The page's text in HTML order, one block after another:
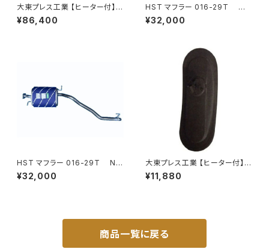
大東プレス工業 【ヒーター付】ハ
イウェイリモコンミラー DI-722
1CXE
¥86,400
HST マフラー 016-29T コ
モ JVR2E26 イスズ 本体オー
ルステンレス 車検対応 純正同
¥32,000
HST マフラー 016-29T NV
350キャラバン VR2E26 ニッサ
ン 本体オールステンレス 車検
¥32,000
大東プレス工業 【ヒーター付】サ
イドミラー/バックミラー H40
0 ヒーター DI-8Z
¥11,880
商品一覧に戻る